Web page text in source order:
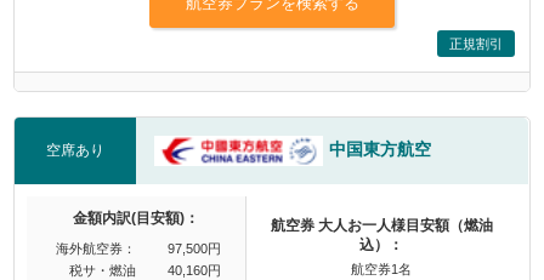
正規割引
空席あり 中国東方航空
金額内訳(目安額)：
海外航空券：
97,500円
税サ・燃油
40,160円
航空券 大人お一人様目安額（燃油
込）：
航空券1名